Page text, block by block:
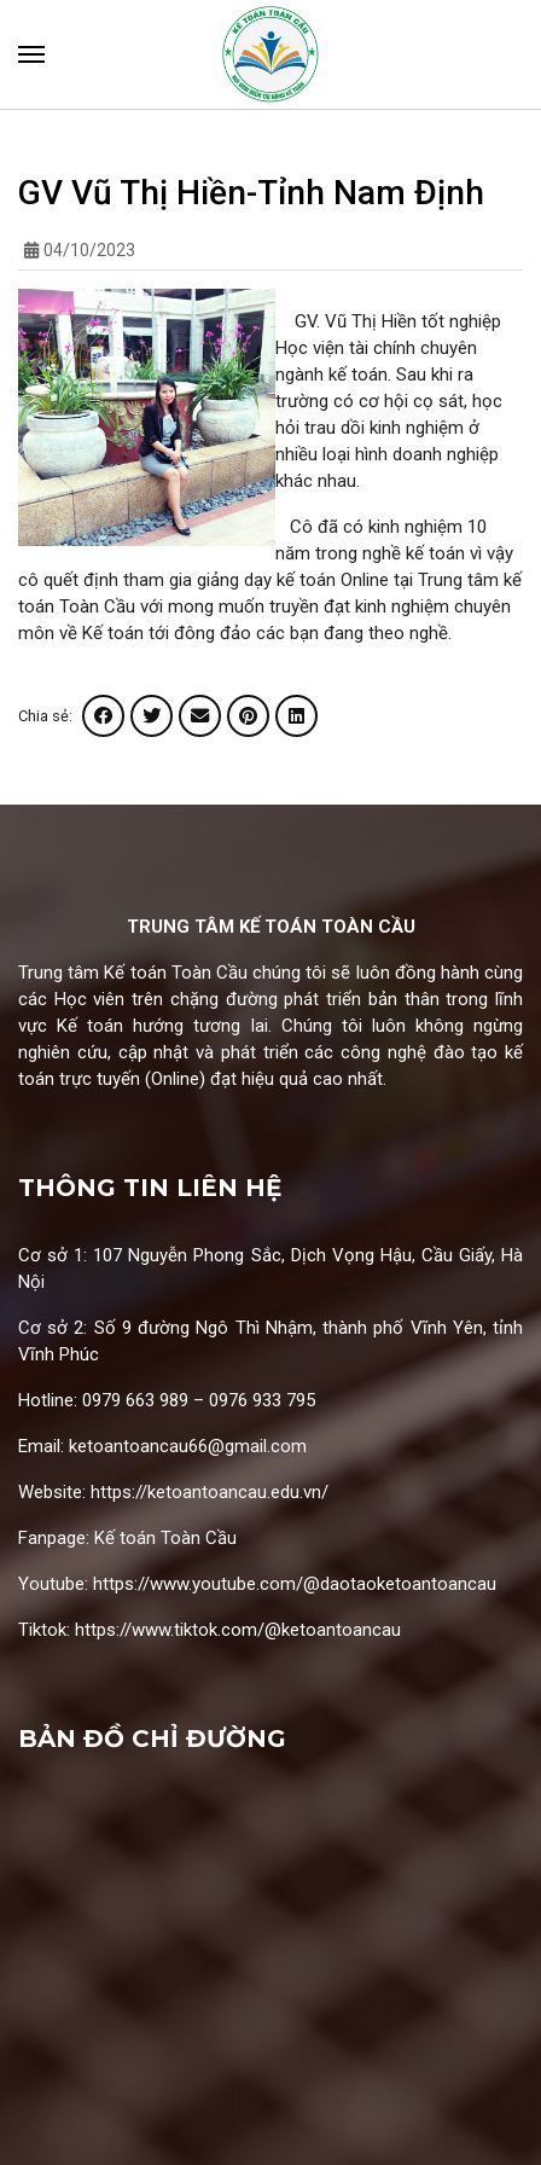
GV Vũ Thị Hiền-Tỉnh Nam Định
04/10/2023
GV. Vũ Thị Hiền tốt nghiệp
Học viện tài chính chuyên
ngành kế toán. Sau khi ra
trường có cơ hội cọ sát, học
hỏi trau dồi kinh nghiệm ở
nhiều loại hình doanh nghiệp
khác nhau.
Cô đã có kinh nghiệm 10
năm trong nghề kế toán vì vậy
cô quết định tham gia giảng dạy kế toán Online tại Trung tâm kế
toán Toàn Cầu với mong muốn truyền đạt kinh nghiệm chuyên
môn về Kế toán tới đông đảo các bạn đang theo nghề.
Chia sẻ:
TRUNG TÂM KẾ TOÁN TOÀN CẦU
Trung tâm Kế toán Toàn Cầu chúng tôi sẽ luôn đồng hành cùng
các Học viên trên chặng đường phát triển bản thân trong lĩnh
vực Kế toán hướng tương lai. Chúng tôi luôn không ngừng
nghiên cứu, cập nhật và phát triển các công nghệ đào tạo kế
toán trực tuyến (Online) đạt hiệu quả cao nhất.
THÔNG TIN LIÊN HỆ
Cơ sở 1: 107 Nguyễn Phong Sắc, Dịch Vọng Hậu, Cầu Giấy, Hà
Nội
Cơ sở 2: Số 9 đường Ngô Thì Nhậm, thành phố Vĩnh Yên, tỉnh
Vĩnh Phúc
Hotline: 0979 663 989 – 0976 933 795
Email: ketoantoancau66@gmail.com
Website: https://ketoantoancau.edu.vn/
Fanpage: Kế toán Toàn Cầu
Youtube: https://www.youtube.com/@daotaoketoantoancau
Tiktok: https://www.tiktok.com/@ketoantoancau
BẢN ĐỒ CHỈ ĐƯỜNG